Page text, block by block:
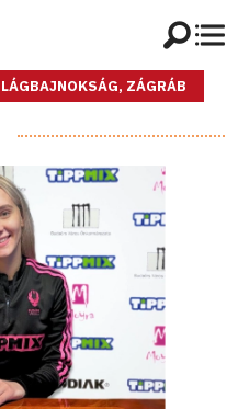
ZÁGRÁB